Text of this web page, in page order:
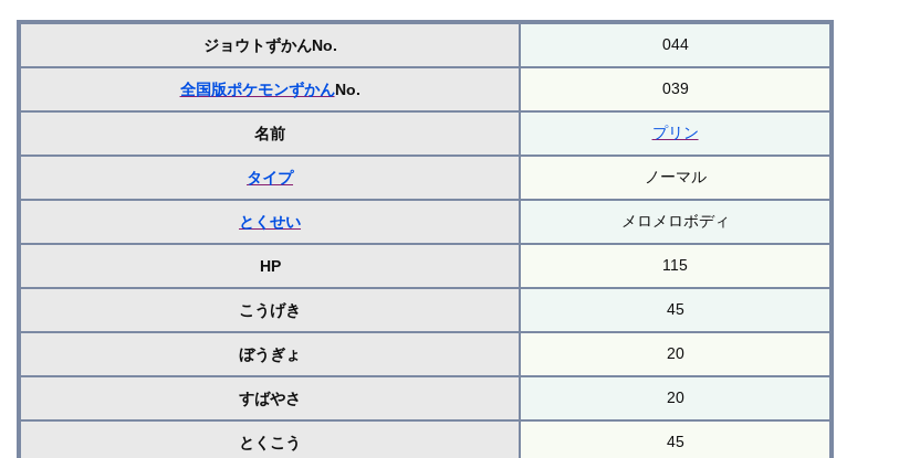
ジョウトずかんNo. 044
全国版ポケモンずかんNo. 039
名前 プリン
タイプ ノーマル
とくせい メロメロボディ
HP 115
こうげき 45
ぼうぎょ 20
すばやさ 20
とくこう 45